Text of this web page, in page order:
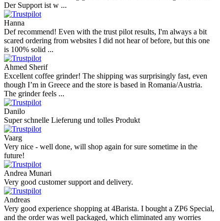
Der Support ist w ...
Hanna
Def recommend! Even with the trust pilot results, I'm always a bit
scared ordering from websites I did not hear of before, but this one
is 100% solid ...
Ahmed Sherif
Excellent coffee grinder! The shipping was surprisingly fast, even
though I’m in Greece and the store is based in Romania/Austria.
The grinder feels ...
Danilo
Super schnelle Lieferung und tolles Produkt
Vaarg
Very nice - well done, will shop again for sure sometime in the
future!
Andrea Munari
Very good customer support and delivery.
Andreas
Very good experience shopping at 4Barista. I bought a ZP6 Special,
and the order was well packaged, which eliminated any worries